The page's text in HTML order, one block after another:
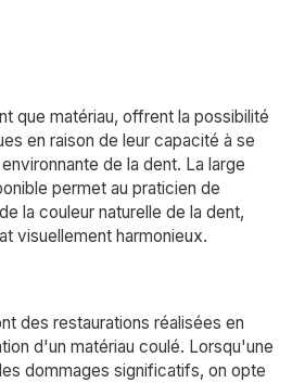
que matériau, offrent la possibilité
en raison de leur capacité à se
de la dent. La large
permet au praticien de
la couleur naturelle de la dent,
visuellement harmonieux.
des restaurations réalisées en
d'un matériau coulé. Lorsqu'une
dommages significatifs, on opte